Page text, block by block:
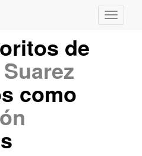
de
como